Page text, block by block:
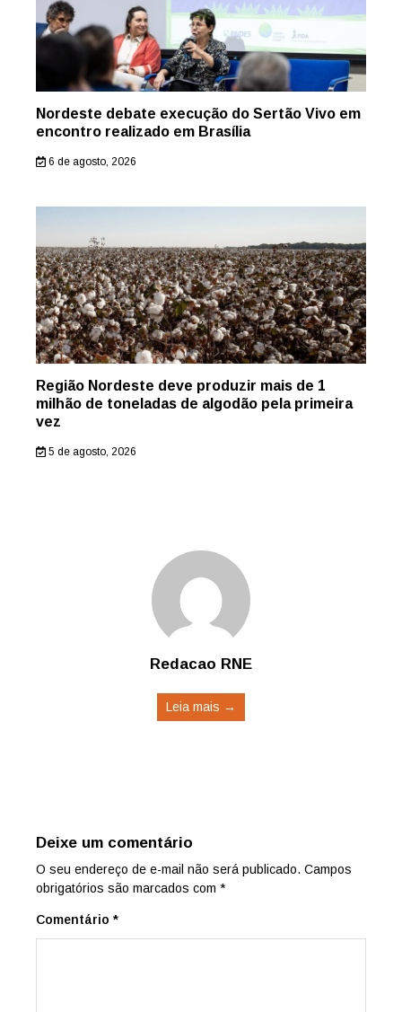
Nordeste debate execução do Sertão Vivo em
encontro realizado em Brasília
6 de agosto, 2026
Região Nordeste deve produzir mais de 1
milhão de toneladas de algodão pela primeira
vez
5 de agosto, 2026
Redacao RNE
Leia mais →
Deixe um comentário
O seu endereço de e-mail não será publicado. Campos
obrigatórios são marcados com *
Comentário *